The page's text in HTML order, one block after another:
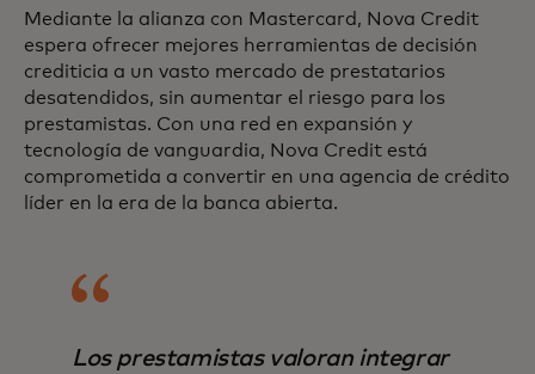
Mediante la alianza con Mastercard, Nova Credit
espera ofrecer mejores herramientas de decisión
crediticia a un vasto mercado de prestatarios
desatendidos, sin aumentar el riesgo para los
prestamistas. Con una red en expansión y
tecnología de vanguardia, Nova Credit está
comprometida a convertir en una agencia de crédito
líder en la era de la banca abierta.
Los prestamistas valoran integrar